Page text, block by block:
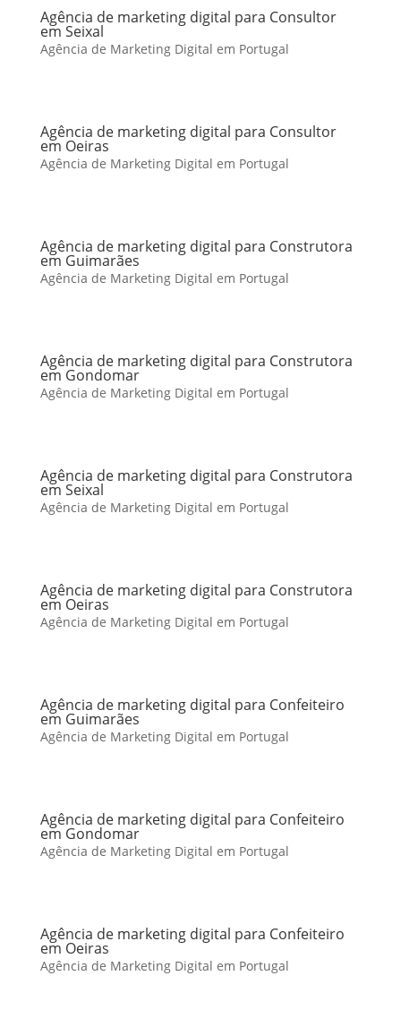
Agência de marketing digital para Consultor
em Seixal
Agência de Marketing Digital em Portugal
Agência de marketing digital para Consultor
em Oeiras
Agência de Marketing Digital em Portugal
Agência de marketing digital para Construtora
em Guimarães
Agência de Marketing Digital em Portugal
Agência de marketing digital para Construtora
em Gondomar
Agência de Marketing Digital em Portugal
Agência de marketing digital para Construtora
em Seixal
Agência de Marketing Digital em Portugal
Agência de marketing digital para Construtora
em Oeiras
Agência de Marketing Digital em Portugal
Agência de marketing digital para Confeiteiro
em Guimarães
Agência de Marketing Digital em Portugal
Agência de marketing digital para Confeiteiro
em Gondomar
Agência de Marketing Digital em Portugal
Agência de marketing digital para Confeiteiro
em Oeiras
Agência de Marketing Digital em Portugal